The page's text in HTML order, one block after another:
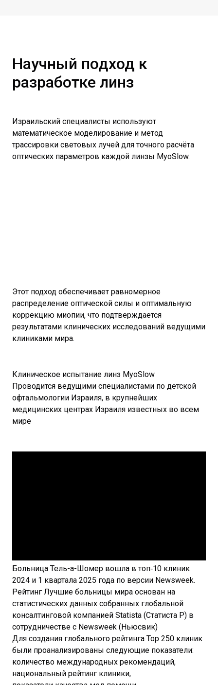
Научный подход к
разработке линз
Израильский специалисты используют
математическое моделирование и метод
трассировки световых лучей для точного расчёта
оптических параметров каждой линзы MyoSlow.
Этот подход обеспечивает равномерное
распределение оптической силы и оптимальную
коррекцию миопии, что подтверждается
результатами клинических исследований ведущими
клиниками мира.
Клиническое испытание линз MyoSlow
Проводится ведущими специалистами по детской
офтальмологии Израиля, в крупнейших
медицинских центрах Израиля известных во всем
мире
Больница Тель-а-Шомер вошла в топ‑10 клиник
2024 и 1 квартала 2025 года по версии Newsweek.
Рейтинг Лучшие больницы мира основан на
статистических данных собранных глобальной
консалтинговой компанией Statista (Статиста Р) в
сотрудничестве с Newsweek (Ньюсвик)
Для создания глобального рейтинга Top 250 клиник
были проанализированы следующие показатели:
количество международных рекомендаций,
национальный рейтинг клиники,